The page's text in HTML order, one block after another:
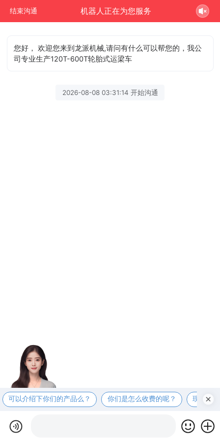
结束沟通 机器人正在为您服务
您好， 欢迎您来到龙派机械,请问有什么可以帮您的，我公
司专业生产120T-600T轮胎式运梁车
2026-08-08 03:31:14 开始沟通
可以介绍下你们的产品么？ 你们是怎么收费的呢？ 现在有